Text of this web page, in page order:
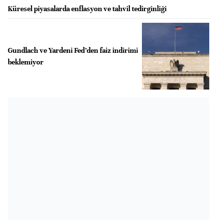
Küresel piyasalarda enflasyon ve tahvil tedirginliği
Gundlach ve Yardeni Fed’den faiz indirimi
beklemiyor